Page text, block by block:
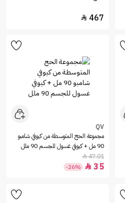
467

QV
مجموعة الحج المتوسطة من كيوفي شامبو
90 مل + كيوفي غسول للجسم 90 ملل
47.01

35

-26%